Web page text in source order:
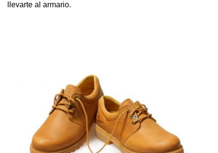
llevarte al armario.